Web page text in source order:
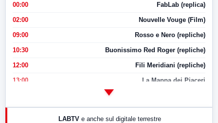
00:00 FabLab (replica)
02:00 Nouvelle Vouge (Film)
09:00 Rosso e Nero (repliche)
10:30 Buonissimo Red Roger (repliche)
12:00 Fili Meridiani (repliche)
13:00 La Mappa dei Piaceri
LABTV e anche sul digitale terrestre